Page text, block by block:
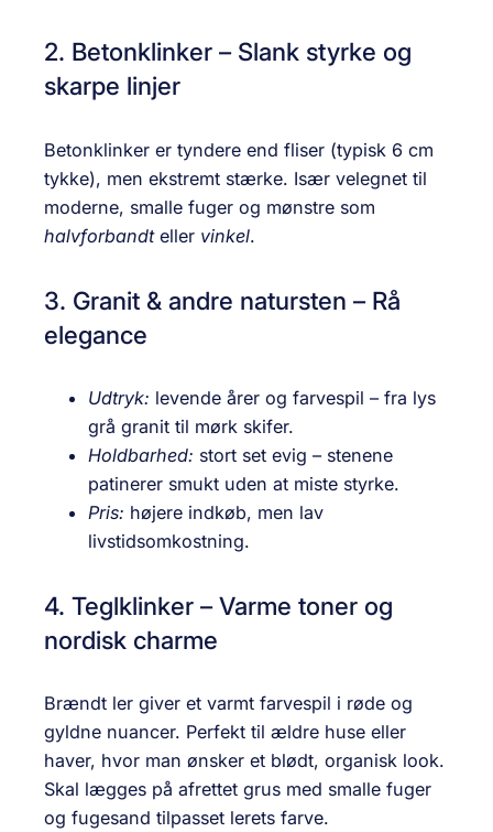
2. Betonklinker – Slank styrke og
skarpe linjer
Betonklinker er tyndere end fliser (typisk 6 cm
tykke), men ekstremt stærke. Især velegnet til
moderne, smalle fuger og mønstre som
halvforbandteller vinkel.
3. Granit & andre natursten – Rå
elegance
Udtryk: levende årer og farvespil – fra lys
grå granit til mørk skifer.
Holdbarhed: stort set evig – stenene
patinerer smukt uden at miste styrke.
Pris: højere indkøb, men lav
livstidsomkostning.
4. Teglklinker – Varme toner og
nordisk charme
Brændt ler giver et varmt farvespil i røde og
gyldne nuancer. Perfekt til ældre huse eller
haver, hvor man ønsker et blødt, organisk look.
Skal lægges på afrettet grus med smalle fuger
og fugesand tilpasset lerets farve.